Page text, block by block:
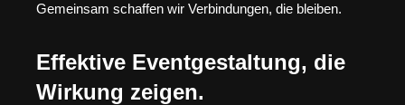
Gemeinsam schaffen wir Verbindungen, die bleiben.
Effektive Eventgestaltung, die
Wirkung zeigen.